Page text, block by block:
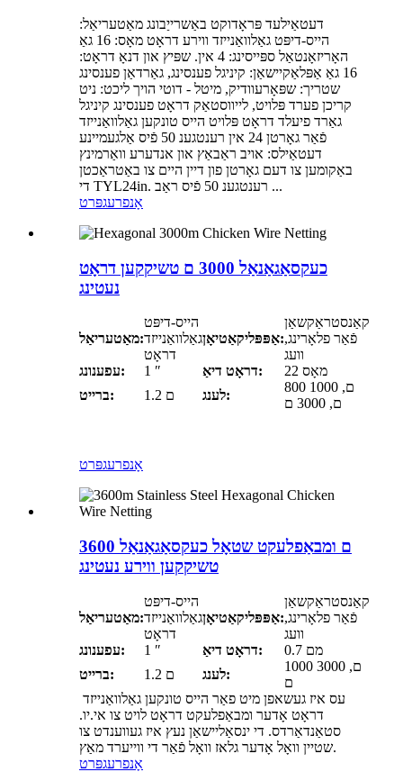
דעטאַילעד פּראָדוקט באַשרייַבונג מאַטעריאַל:
הייס-דיפּט גאַלוואַנייזד ווירע דראָט מאָס: 16 גאַ
האָריזאָנטאַל ספּייסינג: 4 אין. שפּיץ און דנאָ דראָט:
16 גאַ אַפּלאַקיישאַן: קיניגל פענסינג, גאַרדאַן פענסינג
שטריך: שפּאָרעוודיק, מיטל - דוטי הויך ליכט: ניט
קריכן פערד פּלויט, לייווסטאַק דראָט פענסינג קיניגל
גאַרד פיעלד דראָט פּלויט הייס טונקען גאַלוואַנייזד
פֿאַר גאָרטן 24 אין רענטגענ 50 פֿיס אַלגעמיינע
דעטאַילס: אויב ראַבאַץ און אנדערע וואַרמינץ
באַקומען צו דעם גאָרטן פון דיין היים צו באַטראַכטן
די TYL24in. רענטגענ 50 פֿיס ראַב ...
אָנפרעגפּרט
כעקסאַגאַנאַל 3000 ם טשיקקען דראָט
נעטינג
מאַטעריאַל:
הייס-דיפּט
גאַלוואַנייזד
דראָט
אַפּפּליקאַטיאָן:
קאַנסטראַקשאַן
פֿאַר פלאָרינג,
וועג
עפענונג:
1 ″ דראָט דיאַ:
22 מאָס
ברייט:
1.2 ם לענג:
800 ם, 1000
ם, 3000 ם
אָנפרעגפּרט
3600 ם ומבאַפלעקט שטאָל כעקסאַגאַנאַל
טשיקקען ווירע נעטינג
מאַטעריאַל:
הייס-דיפּט
גאַלוואַנייזד
דראָט
אַפּפּליקאַטיאָן:
קאַנסטראַקשאַן
פֿאַר פלאָרינג,
וועג
עפענונג:
1 ″ דראָט דיאַ:
0.7 מם
ברייט:
1.2 ם לענג:
1000 ם, 3000
ם
דראָט אָדער ומבאַפלעקט דראָט לויט צו אי.יו.
סטאַנדאַרדס. די ינסאַליישאַן נעץ איז געווענדט צו
שטיין וואָל אָדער גלאז וואָל פֿאַר די ווייערד מאַץ.
אָנפרעגפּרט